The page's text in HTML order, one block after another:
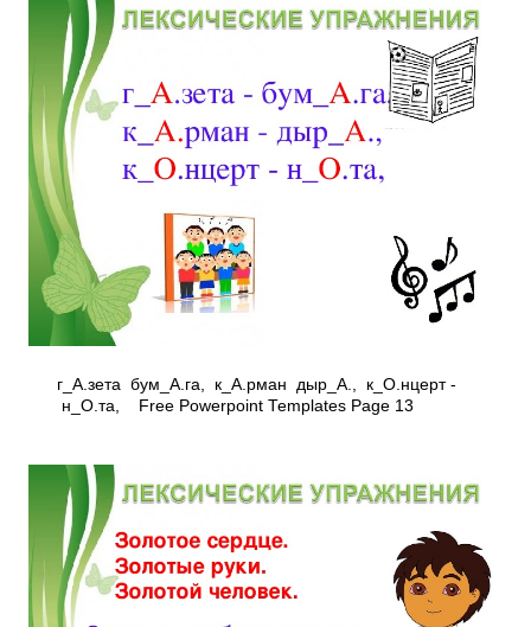
г_А.зета ­ бум_А.га, к_А.рман ­ дыр_А., к_О.нцерт ­
н_О.та, Free Powerpoint Templates Page 13